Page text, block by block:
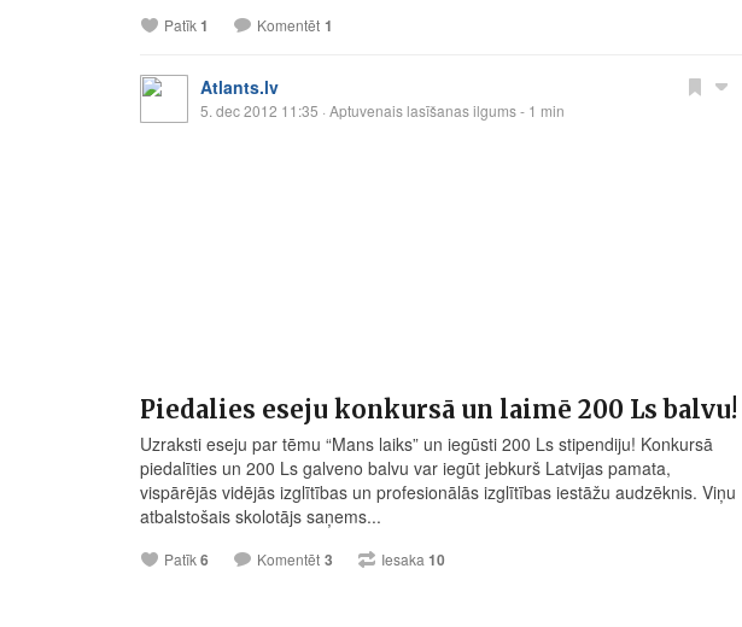
Patīk1 Komentēt 1
Atlants.lv
5. dec 2012 11:35 · Aptuvenais lasīšanas ilgums - 1 min
Piedalies eseju konkursā un laimē 200 Ls balvu!
Uzraksti eseju par tēmu “Mans laiks” un iegūsti 200 Ls stipendiju! Konkursā
piedalīties un 200 Ls galveno balvu var iegūt jebkurš Latvijas pamata,
vispārējās vidējās izglītības un profesionālās izglītības iestāžu audzēknis. Viņu
atbalstošais skolotājs saņems...
Patīk6 Komentēt 3 Iesaka 10